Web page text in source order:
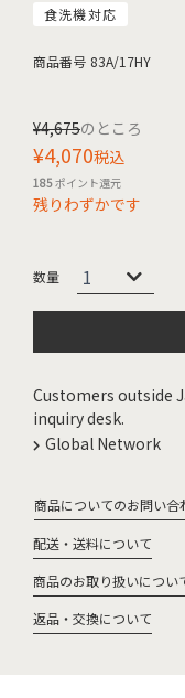
食洗機対応
商品番号 83A/17HY
¥4,675のところ
¥4,070税込
185ポイント還元
残りわずかです
Customers outside
inquiry desk.
Global Network
商品についてのお問い合
配送・送料について
商品のお取り扱いについ
返品・交換について